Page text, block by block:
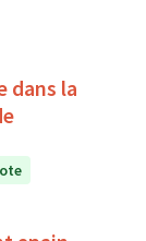
dans la